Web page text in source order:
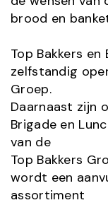
brood en
Top Bakkers en
zelfstandig
Groep.
Daarnaast zijn
Brigade en
van de
Top Bakkers
wordt een
assortiment